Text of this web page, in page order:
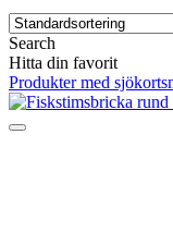
Search
Hitta din favorit
Produkter med